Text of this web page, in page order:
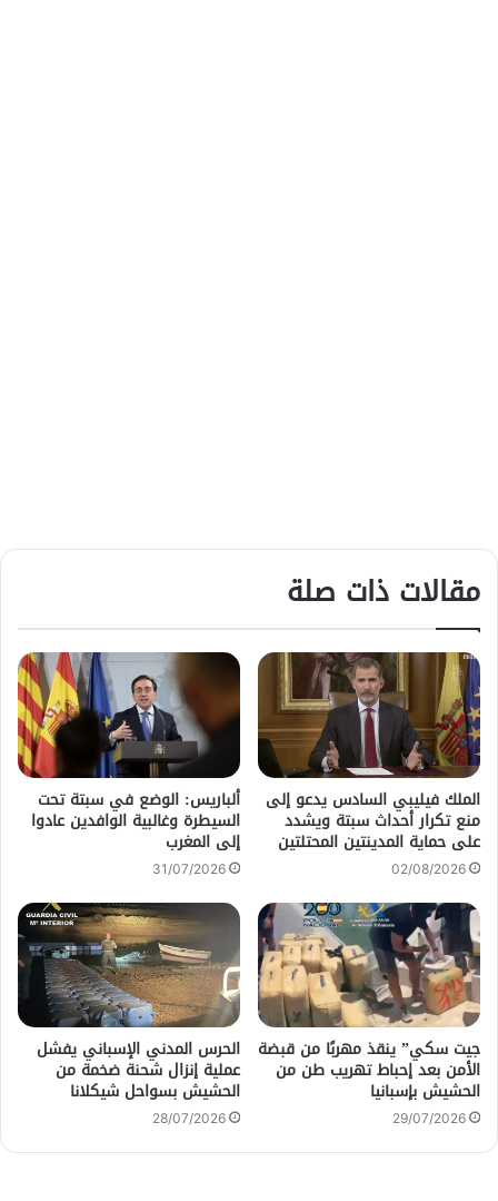
مقالات ذات صلة
الملك فيليبي السادس يدعو إلى
منع تكرار أحداث سبتة ويشدد
على حماية المدينتين المحتلتين
02/08/2026
ألباريس: الوضع في سبتة تحت
السيطرة وغالبية الوافدين عادوا
إلى المغرب
31/07/2026
جيت سكي” ينقذ مهربًا من قبضة
الأمن بعد إحباط تهريب طن من
الحشيش بإسبانيا
29/07/2026
الحرس المدني الإسباني يفشل
عملية إنزال شحنة ضخمة من
الحشيش بسواحل شيكلانا
28/07/2026